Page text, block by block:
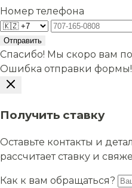
Номер телефона
Отправить
Спасибо! Мы скоро вам
Ошибка отправки
Получить ставку
Оставьте контакты и
рассчитает ставку и
Как к вам обращаться?